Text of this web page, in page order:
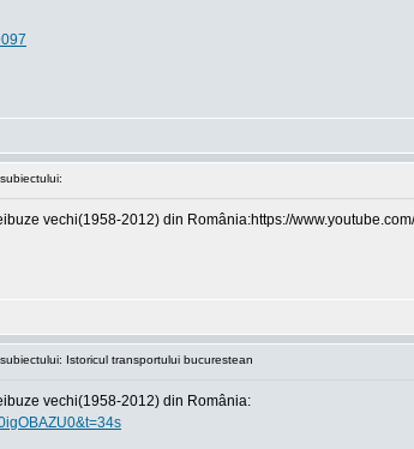
vechi(1958-2012) din România:https://
Istoricul transportului bucurestean
vechi(1958-2012) din România: